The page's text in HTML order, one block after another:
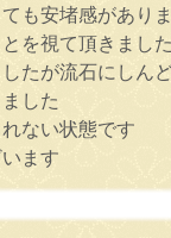
も安堵感があり
を視て頂きまし
たが流石にしん
した
ない状態です
ます